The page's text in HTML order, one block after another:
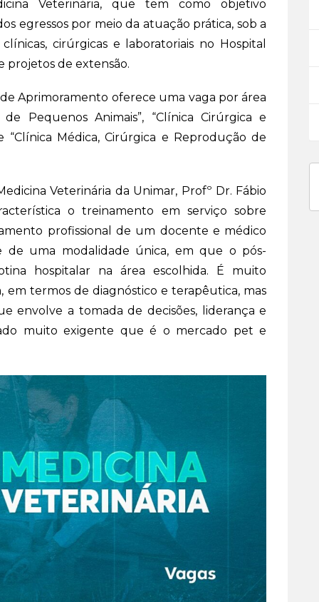
Veterinária, que tem como objetivo
egressos por meio da atuação prática, sob a
cirúrgicas e laboratoriais no Hospital
projetos de extensão.
Aprimoramento oferece uma vaga por área
Pequenos Animais”, “Clínica Cirúrgica e
“Clínica Médica, Cirúrgica e Reprodução de
Veterinária da Unimar, Profº Dr. Fábio
o treinamento em serviço sobre
profissional de um docente e médico
de uma modalidade única, em que o pós-
hospitalar na área escolhida. É muito
termos de diagnóstico e terapêutica, mas
envolve a tomada de decisões, liderança e
muito exigente que é o mercado pet e